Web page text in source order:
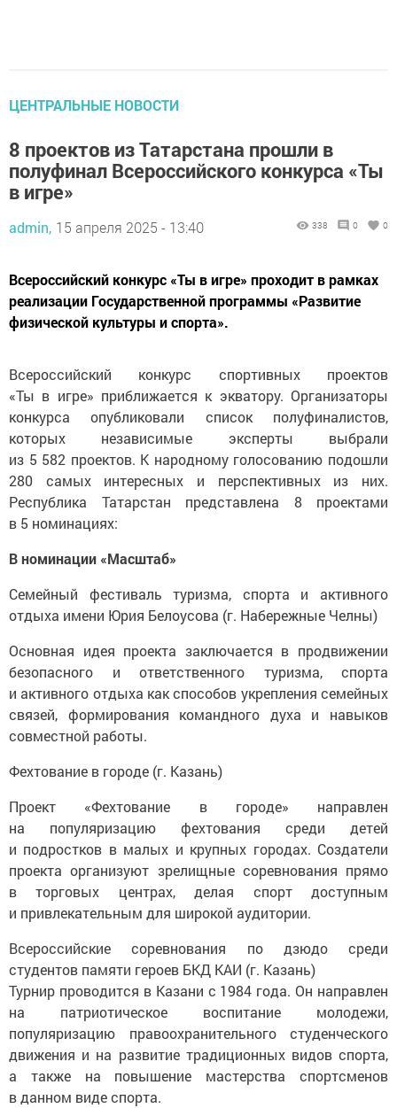
ЦЕНТРАЛЬНЫЕ НОВОСТИ
8 проектов из Татарстана прошли в
полуфинал Всероссийского конкурса «Ты
в игре»
admin, 15 апреля 2025 - 13:40 338 0 0
Всероссийский конкурс «Ты в игре» проходит в рамках
реализации Государственной программы «Развитие
физической культуры и спорта».
Всероссийский конкурс спортивных проектов
«Ты в игре» приближается к экватору. Организаторы
конкурса опубликовали список полуфиналистов,
которых независимые эксперты выбрали
из 5 582 проектов. К народному голосованию подошли
280 самых интересных и перспективных из них.
Республика Татарстан представлена 8 проектами
в 5 номинациях:
В номинации «Масштаб»
Семейный фестиваль туризма, спорта и активного
отдыха имени Юрия Белоусова (г. Набережные Челны)
Основная идея проекта заключается в продвижении
безопасного и ответственного туризма, спорта
и активного отдыха как способов укрепления семейных
связей, формирования командного духа и навыков
совместной работы.
Фехтование в городе (г. Казань)
Проект «Фехтование в городе» направлен
на популяризацию фехтования среди детей
и подростков в малых и крупных городах. Создатели
проекта организуют зрелищные соревнования прямо
в торговых центрах, делая спорт доступным
и привлекательным для широкой аудитории.
Всероссийские соревнования по дзюдо среди
студентов памяти героев БКД КАИ (г. Казань)
Турнир проводится в Казани с 1984 года. Он направлен
на патриотическое воспитание молодежи,
популяризацию правоохранительного студенческого
движения и на развитие традиционных видов спорта,
а также на повышение мастерства спортсменов
в данном виде спорта.